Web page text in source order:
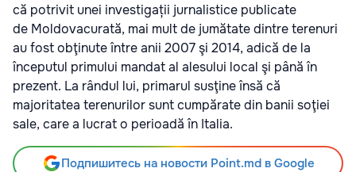
că potrivit unei investigații jurnalistice publicate
de Moldovacurată, mai mult de jumătate dintre terenuri
au fost obţinute între anii 2007 şi 2014, adică de la
începutul primului mandat al alesului local şi până în
prezent. La rândul lui, primarul susţine însă că
majoritatea terenurilor sunt cumpărate din banii soţiei
sale, care a lucrat o perioadă în Italia.
Подпишитесь на новости Point.md в Google